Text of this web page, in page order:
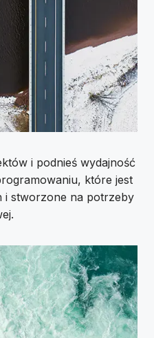
i podnieś wydajność
które jest
i stworzone na potrzeby